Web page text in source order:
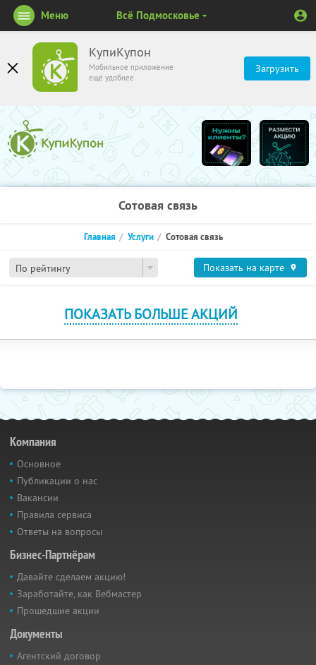
КупиКупон
Мобильное приложение
ещё удобнее
Загрузить
Меню Всё Подмосковье
Сотовая связь
По рейтингу
Главная Услуги Сотовая связь
Показать на карте
ПОКАЗАТЬ БОЛЬШЕ АКЦИЙ
Компания
Основное
Публикации о нас
Вакансии
Правила сервиса
Ответы на вопросы
Бизнес-Партнёрам
Давайте сделаем акцию!
Заработайте, как Вебмастер
Прошедшие акции
Документы
Агентский договор